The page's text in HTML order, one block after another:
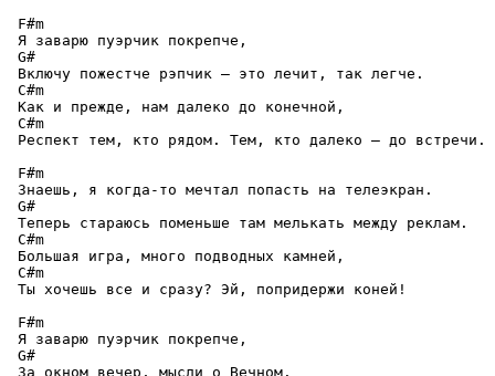
F#m
Я заварю пуэрчик покрепче,
G#
Включу пожестче рэпчик — это лечит, так легче.
C#m
Как и прежде, нам далеко до конечной,
C#m
Респект тем, кто рядом. Тем, кто далеко – до встречи.
F#m
Знаешь, я когда-то мечтал попасть на телеэкран.
G#
Теперь стараюсь поменьше там мелькать между реклам.
C#m
Большая игра, много подводных камней,
C#m
Ты хочешь все и сразу? Эй, попридержи коней!
F#m
Я заварю пуэрчик покрепче,
G#
За окном вечер, мысли о Вечном.